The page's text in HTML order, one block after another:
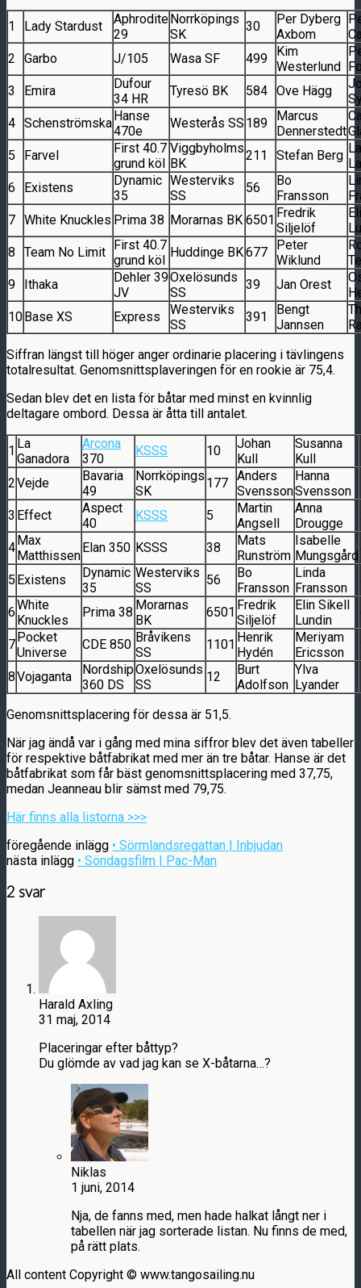
1 Lady Stardust
Aphrodite
29
Norrköpings
SK
30
Per Dyberg
Axbom
2
Garbo J/105 Wasa SF 499
Kim
Westerlund
3
Emira
Dufour
34 HR
Tyresö BK 584 Ove Hägg
4 SchenströmskaHanse
470e
Westerås SS 189
Marcus
Dennerstedt
5
Farvel
First 40.7
grund köl
Viggbyholms
BK
211 Stefan Berg
6
Existens
Dynamic
35
Westerviks
SS
56
Bo
Fransson
7 White Knuckles Prima 38 Morarnas BK 6501 Fredrik
Siljelöf
8
Team No Limit First 40.7
grund köl
Huddinge BK677
Peter
Wiklund
9
Ithaka
Dehler 39
JV
Oxelösunds
SS
39 Jan Orest
10Base XS Express
Westerviks
SS
391
Bengt
Jannsen
Siffran längst till höger anger ordinarie placering i tävlingens
totalresultat. Genomsnittsplaveringen för en rookie är 75,4.
Sedan blev det en lista för båtar med minst en kvinnlig
deltagare ombord. Dessa är åtta till antalet.
1 La
Ganadora
Arcona
370
KSSS 10
Johan
Kull
Susanna
Kull
2Vejde
Bavaria
49
Norrköpings
SK
177 Anders
Svensson
Hanna
Svensson
3 Effect
Aspect
40
KSSS 5
Martin
Angsell
Anna
Drougge
4Max
Matthissen
Elan 350 KSSS 38
Mats
Runström
Isabelle
Mungsgård
5 Existens
Dynamic
35
Westerviks
SS
56
Bo
Fransson
Linda
Fransson
6White
Knuckles
Prima 38 Morarnas
BK
6501 Fredrik
Siljelöf
Elin Sikell
Lundin
7Pocket
Universe
CDE 850 Bråvikens
SS
1101 Henrik
Hydén
Meriyam
Ericsson
8Vojaganta
Nordship
360 DS
Oxelösunds
SS
12
Burt
Adolfson
Ylva
Lyander
Genomsnittsplacering för dessa är 51,5.
När jag ändå var i gång med mina siffror blev det även tabeller
för respektive båtfabrikat med mer än tre båtar. Hanse är det
båtfabrikat som får bäst genomsnittsplacering med 37,75,
medan Jeanneau blir sämst med 79,75.
Här finns alla listorna >>>
föregående inlägg • Sörmlandsregattan | Inbjudan
nästa inlägg • Söndagsfilm | Pac-Man
2 svar
Harald Axling
31 maj, 2014
Placeringar efter båttyp?
Du glömde av vad jag kan se X-båtarna…?
Niklas
1 juni, 2014
Nja, de fanns med, men hade halkat långt ner i
tabellen när jag sorterade listan. Nu finns de med,
på rätt plats.
All content Copyright © www.tangosailing.nu